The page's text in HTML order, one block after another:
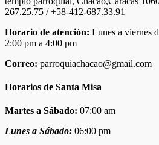
267.25.75 / +58-412-687.33.91
Horario de atención: Lunes a viernes
2:00 pm a 4:00 pm
Correo: parroquiachacao@gmail.com
Horarios de Santa Misa
Martes a Sábado: 07:00 am
Lunes a Sábado: 06:00 pm